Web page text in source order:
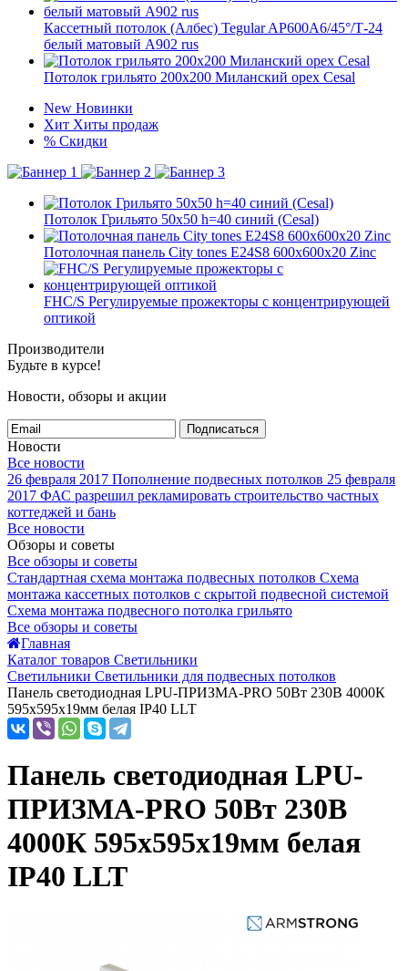
Кассетный потолок (Албес) Tegular AP600A6/45°/Т-24
белый матовый А902 rus
Потолок грильято 200x200 Миланский орех Cesal
New Новинки
Хит Хиты продаж
% Скидки
Потолок Грильято 50x50 h=40 синий (Cesal)
Потолочная панель City tones E24S8 600x600x20 Zinc
FHC/S Регулируемые прожекторы с концентрирующей
оптикой
Производители
Будьте в курсе!
Новости, обзоры и акции
Подписаться
Новости
Все новости
26 февраля 2017 Пополнение подвесных потолков 25 февраля
2017 ФАС разрешил рекламировать строительство частных
коттеджей и бань
Все новости
Обзоры и советы
Все обзоры и советы
Стандартная схема монтажа подвесных потолков Схема
монтажа кассетных потолков с скрытой подвесной системой
Схема монтажа подвесного потолка грильято
Все обзоры и советы
Главная
Каталог товаров Светильники
Светильники Светильники для подвесных потолков
Панель светодиодная LPU-ПРИЗМА-PRO 50Вт 230В 4000К
595х595х19мм белая IP40 LLT
Панель светодиодная LPU-
ПРИЗМА-PRO 50Вт 230В
4000К 595х595х19мм белая
IP40 LLT